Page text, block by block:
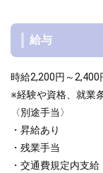
給与
時給2,200円～2,400
※経験や資格、就業
〈別途手当〉
・昇給あり
・残業手当
・交通費規定内支給